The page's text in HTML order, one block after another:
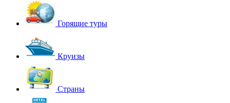
Горящие туры
Круизы
Страны